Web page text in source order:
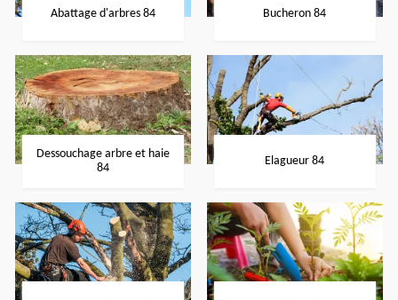
Abattage d'arbres 84 Bucheron 84
Dessouchage arbre et haie
84
Elagueur 84